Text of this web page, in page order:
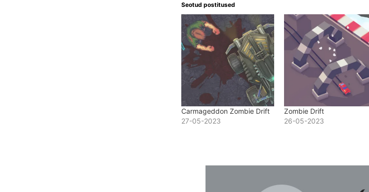
Seotud postitused
Carmageddon Zombie Drift
27-05-2023
Zombie Drift
26-05-2023